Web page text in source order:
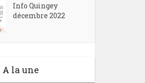
Info Quingey
décembre 2022
A la une